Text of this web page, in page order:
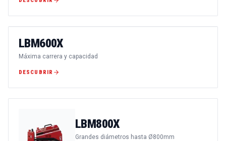
LBM600X
Máxima carrera y capacidad
DESCUBRIR
LBM800X
Grandes diámetros hasta Ø800mm